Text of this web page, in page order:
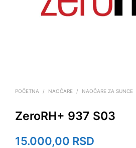
POČETNA / NAOČARE / NAOČARE ZA SUNCE
ZeroRH+ 937 S03
15.000,00 RSD